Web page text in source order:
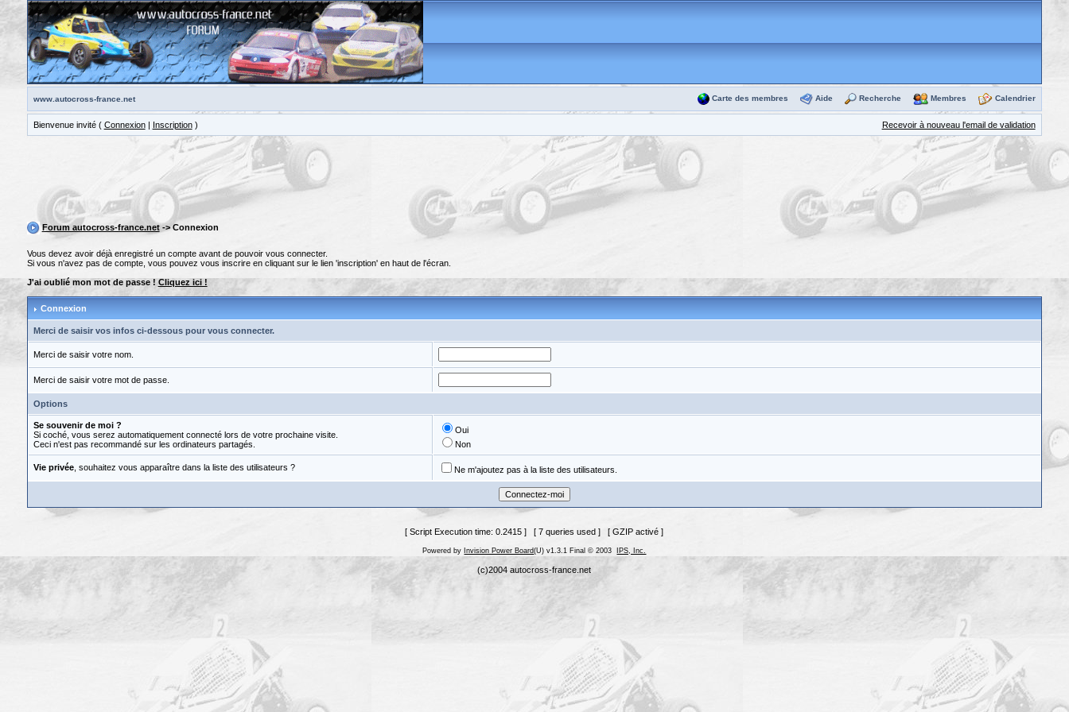
www.autocross-france.net Carte des membres Aide Recherche Membres Calendrier
Bienvenue invité ( Connexion| Inscription) Recevoir à nouveau l'email de validation
Forum autocross-france.net-> Connexion
Vous devez avoir déjà enregistré un compte avant de pouvoir vous connecter.
Si vous n'avez pas de compte, vous pouvez vous inscrire en cliquant sur le lien 'inscription' en haut de l'écran.
J'ai oublié mon mot de passe ! Cliquez ici !
Connexion
Merci de saisir vos infos ci-dessous pour vous connecter.
Merci de saisir votre nom.
Merci de saisir votre mot de passe.
Options
Se souvenir de moi ?
Si coché, vous serez automatiquement connecté lors de votre prochaine visite.
Ceci n'est pas recommandé sur les ordinateurs partagés.
Oui
Non
Vie privée, souhaitez vous apparaître dans la liste des utilisateurs ? Ne m'ajoutez pas à la liste des utilisateurs.
[ Script Execution time: 0.2415 ] [ 7 queries used ] [ GZIP activé ]
Powered by Invision Power Board(U) v1.3.1 Final © 2003 IPS, Inc.
(c)2004 autocross-france.net